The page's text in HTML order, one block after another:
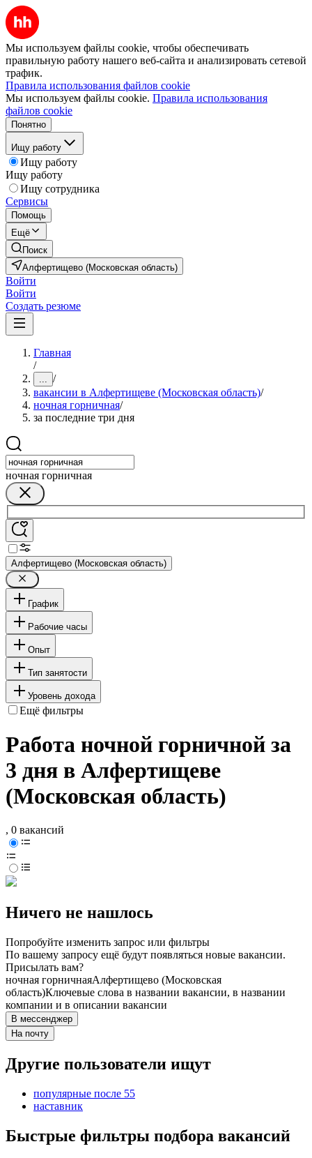
Мы используем файлы cookie, чтобы обеспечивать
правильную работу нашего веб-сайта и анализировать сетевой
трафик.
Правила использования файлов cookie
Мы используем файлы cookie. Правила использования
файлов cookie
Понятно
Ищу работу
Ищу работу
Ищу работу
Ищу сотрудника
Сервисы
Помощь
Ещё
Поиск
Алфертищево (Московская область)
Войти
Войти
Создать резюме
Главная
/
... /
вакансии в Алфертищеве (Московская область)/
ночная горничная/
за последние три дня
ночная горничная
Алфертищево (Московская область)
График
Рабочие часы
Опыт
Тип занятости
Уровень дохода
Ещё фильтры
Работа ночной горничной за
3 дня в Алфертищеве
(Московская область)
, 0 вакансий
Ничего не нашлось
Попробуйте изменить запрос или фильтры
По вашему запросу ещё будут появляться новые вакансии.
Присылать вам?
ночная горничнаяАлфертищево (Московская
область)Ключевые слова в названии вакансии, в названии
компании и в описании вакансии
В мессенджер
На почту
Другие пользователи ищут
популярные после 55
наставник
Быстрые фильтры подбора вакансий